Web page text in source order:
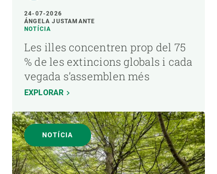
24-07-2026
ÁNGELA JUSTAMANTE
NOTÍCIA
Les illes concentren prop del 75
% de les extincions globals i cada
vegada s’assemblen més
EXPLORAR
NOTÍCIA